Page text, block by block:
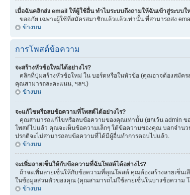
เมื่อฉันคลิกส่ง email ให้ผู้ใช้อื่น ทำไมระบบถึงถามให้ฉันเข้าสู่ระบบใ
ขออภัย เฉพาะผู้ใช้ที่สมัครสมาชิกแล้วแล้วเท่านั้น ที่สามารถส่ง
ข้างบน
การโพสต์ข้อความ
จะสร้างหัวข้อใหม่ได้อย่างไร?
คลิกที่ปุ่มสร้างหัวข้อใหม่ ใน บอร์ดหรือในหัวข้อ (คุณอาจต้องสมัค
คุณสามารถละคะแนน, ฯลฯ.)
ข้างบน
จะแก้ไขหรือลบข้อความที่โพสต์ได้อย่างไร?
คุณสามารถแก้ไขหรือลบข้อความของคุณเท่านั้น (ยกเว้น admin
โพสต์ไปแล้ว คุณจะเห็นข้อความเล็กๆ ใต้ข้อความของคุณ บอกจำน
ปรกติจะไม่สามารถลบข้อความที่ได้มีผู้อื่นทำการตอบไปแล้ว.
ข้างบน
จะเพิ่มลายเซ็นให้กับข้อความที่ฉันโพสต์ได้อย่างไร?
ถ้าจะเพิ่มลายเซ็นให้กับข้อความที่คุณโพสต์ คุณต้องสร้างลายเซ็น
ในข้อมูลส่วนตัวของคุณ (คุณสามารถไม่ใช้ลายเซ็นในบางข้อความ
ข้างบน